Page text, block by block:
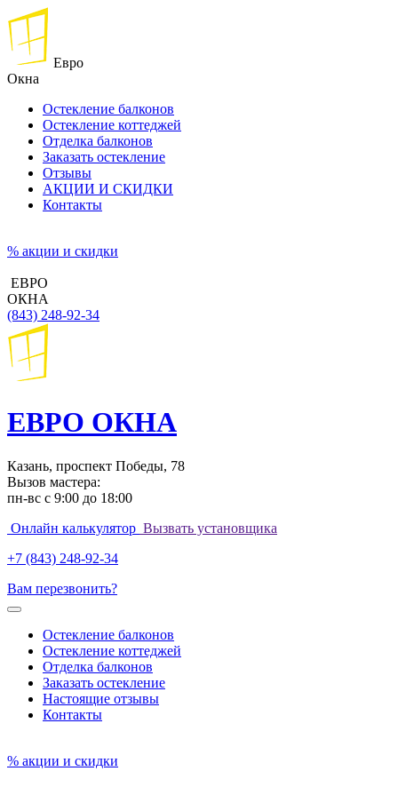
Евро
Окна
Остекление балконов
Остекление коттеджей
Отделка балконов
Заказать остекление
Отзывы
АКЦИИ И СКИДКИ
Контакты
% акции и скидки
ЕВРО
ОКНА
(843) 248-92-34
ЕВРО ОКНА
Казань, проспект Победы, 78
Вызов мастера:
пн-вс с 9:00 до 18:00
Онлайн калькулятор Вызвать установщика
+7 (843) 248-92-34
Вам перезвонить?
Остекление балконов
Остекление коттеджей
Отделка балконов
Заказать остекление
Настоящие отзывы
Контакты
% акции и скидки